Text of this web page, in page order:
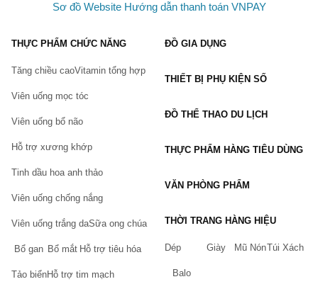
Sơ đồ Website Hướng dẫn thanh toán VNPAY
THỰC PHẨM CHỨC NĂNG
Tăng chiều caoVitamin tổng hợp
Viên uống mọc tóc
Viên uống bổ não
Hỗ trợ xương khớp
Tinh dầu hoa anh thảo
Viên uống chống nắng
Viên uống trắng daSữa ong chúa
Bổ gan Bổ mắt Hỗ trợ tiêu hóa
Tảo biểnHỗ trợ tim mạch
ĐỒ GIA DỤNG
THIẾT BỊ PHỤ KIỆN SỐ
ĐỒ THỂ THAO DU LỊCH
THỰC PHẨM HÀNG TIÊU DÙNG
VĂN PHÒNG PHẨM
THỜI TRANG HÀNG HIỆU
Dép Giày Mũ NónTúi Xách
Balo